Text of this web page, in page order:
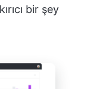
bir şey